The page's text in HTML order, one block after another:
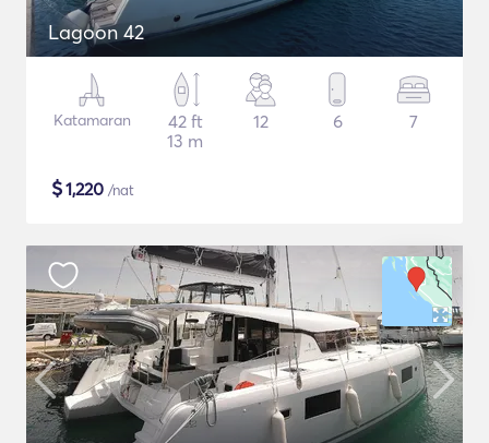
Lagoon 42
Katamaran
42 ft
13 m
12 6 7
$1,220 /nat